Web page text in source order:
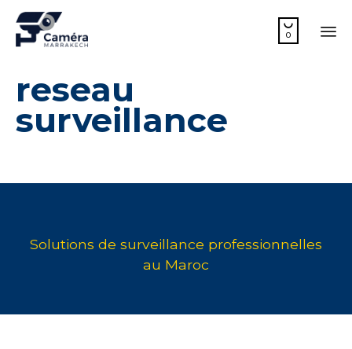

0
reseau
surveillance